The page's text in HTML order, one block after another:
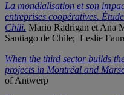
La mondialisation et son
entreprises coopératives.
Chili. Mario Radrigan et Ana
Santiago de Chile; Leslie
When the third sector builds
projects in Montréal and
of Antwerp